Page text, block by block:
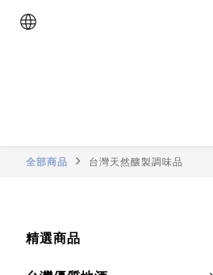
全部商品 台灣天然釀製調味品
精選商品